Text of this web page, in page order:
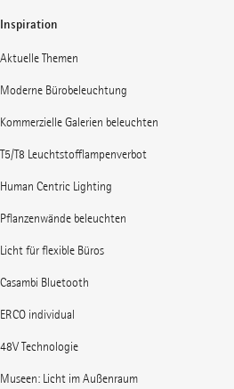
Inspiration
Aktuelle Themen
Moderne Bürobeleuchtung
Kommerzielle Galerien beleuchten
T5/T8 Leuchtstofflampenverbot
Human Centric Lighting
Pflanzenwände beleuchten
Licht für flexible Büros
Casambi Bluetooth
ERCO individual
48V Technologie
Museen: Licht im Außenraum